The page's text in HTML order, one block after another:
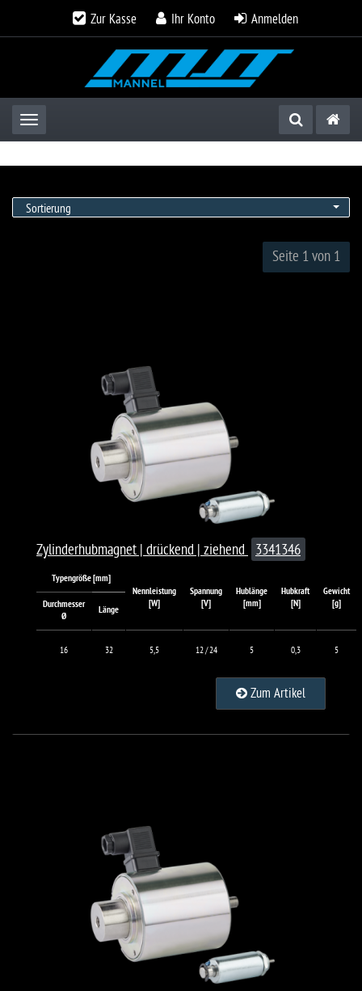
Zur Kasse Ihr Konto Anmelden
Toggle navigation
Sortierung
Seite 1 von 1
Zylinderhubmagnet | drückend | ziehend 3341346
Typengröße [mm]
Nennleistung
[W]
Spannung
[V]
Hublänge
[mm]
Hubkraft
[N]
Gewicht
[g]
Durchmesser
Ø
Länge
16 32 5,5 12 / 24 5 0,3 5
Zum Artikel